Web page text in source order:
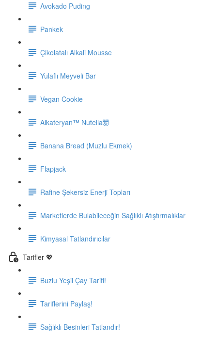
Avokado Puding
Pankek
Çikolatalı Alkali Mousse
Yulaflı Meyveli Bar
Vegan Cookie
Alkateryan™ Nutella🤯
Banana Bread (Muzlu Ekmek)
Flapjack
Rafine Şekersiz Enerji Topları
Marketlerde Bulabileceğin Sağlıklı Atıştırmalıklar
Kimyasal Tatlandırıcılar
Tarifler 💖
Buzlu Yeşil Çay Tarifi!
Tariflerini Paylaş!
Sağlıklı Besinleri Tatlandır!